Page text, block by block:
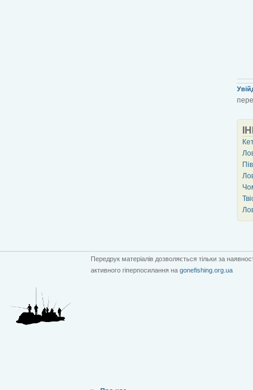
Передрук матеріалів дозволяється тільки за
активного гіперпосилання на gonefishing.org.ua